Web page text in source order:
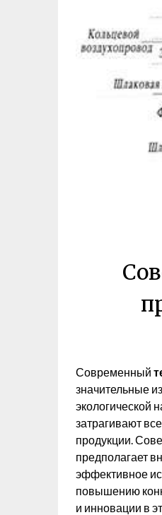
Современный
значительные
экологической
затрагивают
продукции.
предполагает
эффективное
повышению
и инновации в